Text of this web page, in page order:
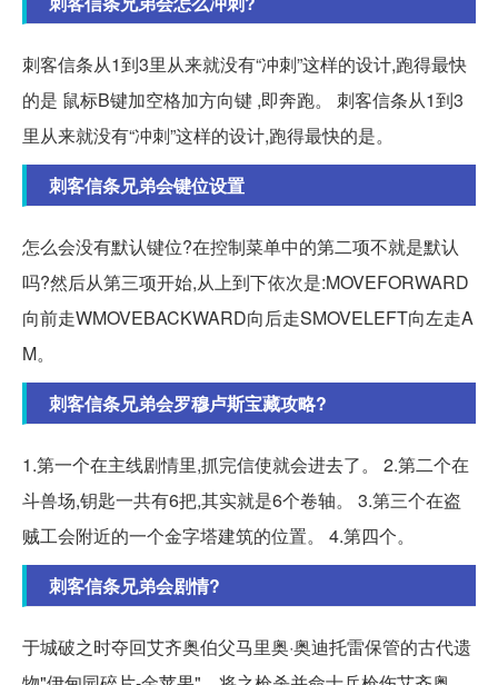
刺客信条从1到3里从来就没有“冲刺”这样的设计,跑得最快
的是 鼠标B键加空格加方向键 ,即奔跑。 刺客信条从1到3
里从来就没有“冲刺”这样的设计,跑得最快的是。
刺客信条兄弟会键位设置
怎么会没有默认键位?在控制菜单中的第二项不就是默认
吗?然后从第三项开始,从上到下依次是:MOVEFORWARD
向前走WMOVEBACKWARD向后走SMOVELEFT向左走A
M。
刺客信条兄弟会罗穆卢斯宝藏攻略?
1.第一个在主线剧情里,抓完信使就会进去了。 2.第二个在
斗兽场,钥匙一共有6把,其实就是6个卷轴。 3.第三个在盗
贼工会附近的一个金字塔建筑的位置。 4.第四个。
刺客信条兄弟会剧情?
于城破之时夺回艾齐奥伯父马里奥·奥迪托雷保管的古代遗